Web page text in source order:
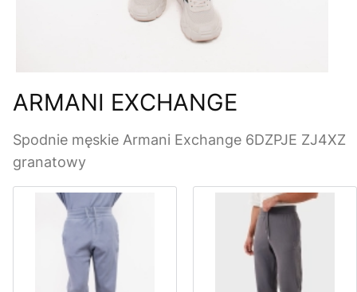
ARMANI EXCHANGE
Spodnie męskie Armani Exchange 6DZPJE ZJ4XZ
granatowy